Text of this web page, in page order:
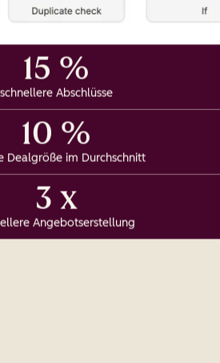
15 %
schnellere Abschlüsse
10 %
Dealgröße im Durchschnitt
3 x
Angebotserstellung